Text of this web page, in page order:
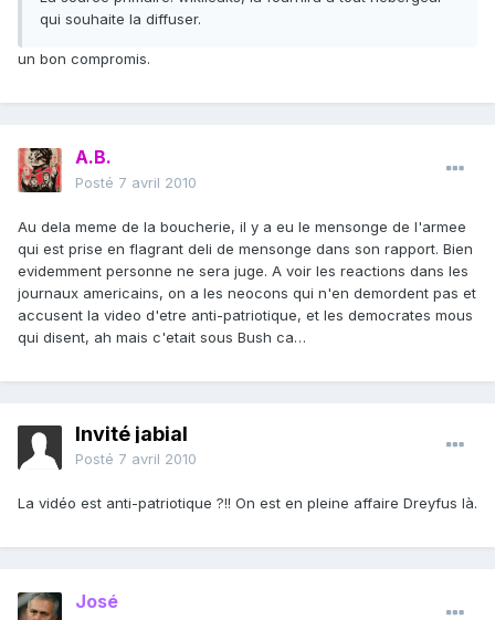
qui souhaite la diffuser.
un bon compromis.
A.B.
Posté 7 avril 2010
Au dela meme de la boucherie, il y a eu le mensonge de l'armee
qui est prise en flagrant deli de mensonge dans son rapport. Bien
evidemment personne ne sera juge. A voir les reactions dans les
journaux americains, on a les neocons qui n'en demordent pas et
accusent la video d'etre anti-patriotique, et les democrates mous
qui disent, ah mais c'etait sous Bush ca…
Invité jabial
Posté 7 avril 2010
La vidéo est anti-patriotique ?!! On est en pleine affaire Dreyfus là.
José